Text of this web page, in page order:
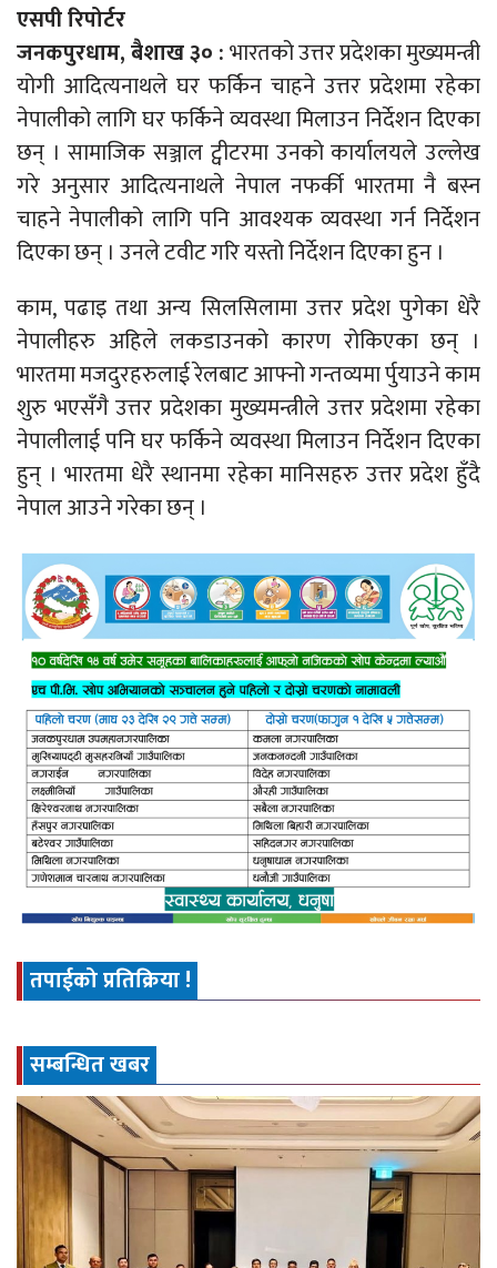
एसपी रिपोर्टर
जनकपुरधाम, बैशाख ३० :भारतको उत्तर प्रदेशका मुख्यमन्त्री
योगी आदित्यनाथले घर फर्किन चाहने उत्तर प्रदेशमा रहेका
नेपालीको लागि घर फर्किने व्यवस्था मिलाउन निर्देशन दिएका
छन् । सामाजिक सञ्जाल ट्वीटरमा उनको कार्यालयले उल्लेख
गरे अनुसार आदित्यनाथले नेपाल नफर्की भारतमा नै बस्न
चाहने नेपालीको लागि पनि आवश्यक व्यवस्था गर्न निर्देशन
दिएका छन् । उनले टवीट गरि यस्तो निर्देशन दिएका हुन ।
काम, पढाइ तथा अन्य सिलसिलामा उत्तर प्रदेश पुगेका धेरै
नेपालीहरु अहिले लकडाउनको कारण रोकिएका छन् ।
भारतमा मजदुरहरुलाई रेलबाट आफ्नो गन्तव्यमा र्पुयाउने काम
शुरु भएसँगै उत्तर प्रदेशका मुख्यमन्त्रीले उत्तर प्रदेशमा रहेका
नेपालीलाई पनि घर फर्किने व्यवस्था मिलाउन निर्देशन दिएका
हुन् । भारतमा धेरै स्थानमा रहेका मानिसहरु उत्तर प्रदेश हुँदै
नेपाल आउने गरेका छन् ।
तपाईको प्रतिक्रिया !
सम्बन्धित खबर